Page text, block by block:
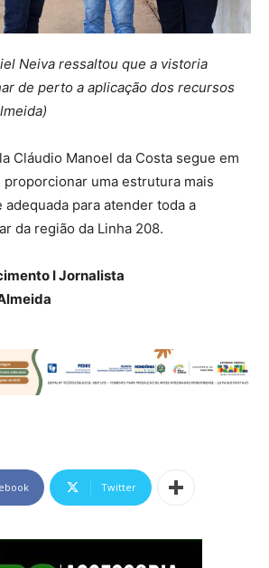
Neiva ressaltou que a vistoria
de perto a aplicação dos recursos
Cláudio Manoel da Costa segue em
uma estrutura mais
adequada para atender toda a
da região da Linha 208.
I Jornalista
Twitter